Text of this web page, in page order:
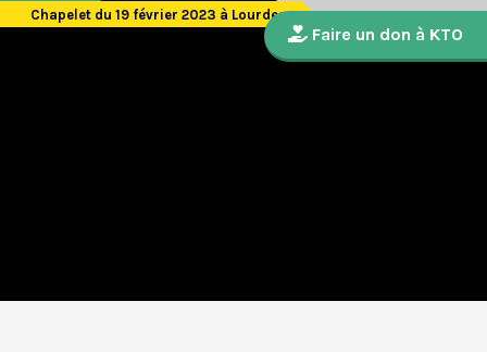
Chapelet du 19 février 2023 à Lourdes
Faire un don à KTO